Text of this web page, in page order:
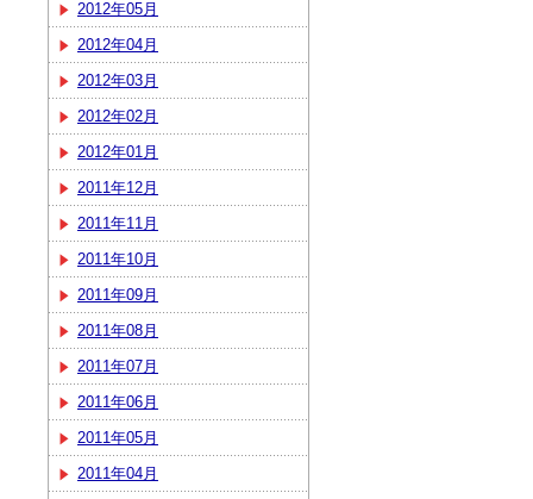
2012年05月
2012年04月
2012年03月
2012年02月
2012年01月
2011年12月
2011年11月
2011年10月
2011年09月
2011年08月
2011年07月
2011年06月
2011年05月
2011年04月